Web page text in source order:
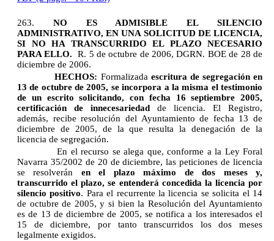
263. NO ES ADMISIBLE EL SILENCIO
ADMINISTRATIVO, EN UNA SOLICITUD DE LICENCIA,
SI NO HA TRANSCURRIDO EL PLAZO NECESARIO
PARA ELLO.
R. 5 de octubre de 2006, DGRN. BOE de 28 de
diciembre de 2006.
HECHOS: Formalizada escritura de segregación en
13 de octubre de 2005, se incorpora a la misma el testimonio
de un escrito solicitando, con fecha 16 septiembre 2005,
certificación de innecesariedad de licencia. El Registro,
además, recibe resolución del Ayuntamiento de fecha 13 de
diciembre de 2005, de la que resulta la denegación de la
licencia de segregación.
En el recurso se alega que, conforme a la Ley Foral
Navarra 35/2002 de 20 de diciembre, las peticiones de licencia
se resolverán en el plazo máximo de dos meses y,
transcurrido el plazo, se entenderá concedida la licencia por
silencio positivo. Para el recurrente la licencia se solicita el 14
de octubre de 2005, y si bien la Resolución del Ayuntamiento
es de 13 de diciembre de 2005, se notifica a los interesados el
15 de diciembre, por tanto transcurridos los dos meses
legalmente exigidos.